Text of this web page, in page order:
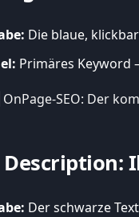
Die blaue,
Primäres Keyword
OnPage-SEO: Der
Description:
Der schwarze